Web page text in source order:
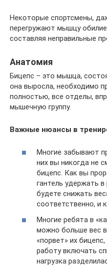
Некоторые спортсмены,
перегружают мышцу
составляя неправильные
Анатомия
Бицепс – это мышца,
она выросла, необходимо
полностью, все отделы,
мышечную группу.
Важные нюансы в
Многие забывают
них вы никогда не
бицепс. Как вы
гантель удержать
будете снижать
соответственно, и
Многие ребята в
можно больше вес
«порвет» их
работу включать
нагрузка